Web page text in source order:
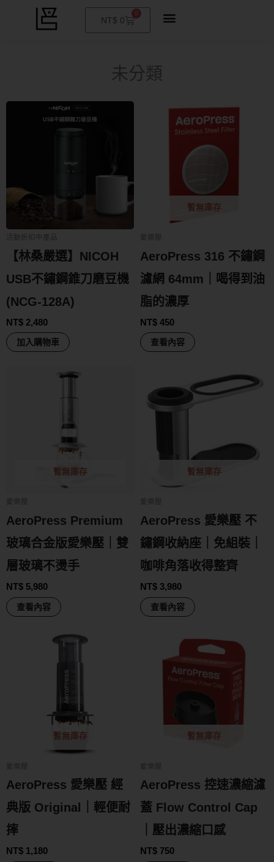
NT$ 0
0
購
未分類
活動折扣中產品
【林桑嚴選】NICOH
USB不鏽鋼錐刀磨豆機
(NCG-128A)
NT$ 2,480
加入購物車
暫無庫存
愛樂壓
AeroPress 316 不鏽鋼
濾網 64mm｜喝得到油
脂的濃厚
NT$ 450
查看內容
暫無庫存
愛樂壓
AeroPress Premium
玻璃合金版愛樂壓｜雙
層玻璃不燙手
NT$ 5,980
查看內容
暫無庫存
愛樂壓
AeroPress 愛樂壓 不
鏽鋼收納座｜免組裝｜
咖啡角落收得整齊
NT$ 3,980
查看內容
暫無庫存
愛樂壓
AeroPress 愛樂壓 經
典版 Original｜輕便耐
摔
NT$ 1,180
暫無庫存
愛樂壓
AeroPress 控速濃縮濾
蓋 Flow Control Cap
｜壓出濃縮口感
NT$ 750